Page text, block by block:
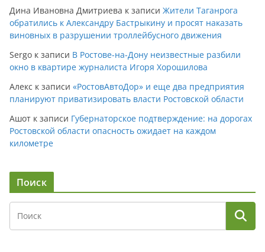
Дина Ивановна Дмитриева к записи Жители Таганрога
обратились к Александру Бастрыкину и просят наказать
виновных в разрушении троллейбусного движения
Sergo к записи В Ростове-на-Дону неизвестные разбили
окно в квартире журналиста Игоря Хорошилова
Алекс к записи «РостовАвтоДор» и еще два предприятия
планируют приватизировать власти Ростовской области
Ашот к записи Губернаторское подтверждение: на дорогах
Ростовской области опасность ожидает на каждом
километре
Поиск